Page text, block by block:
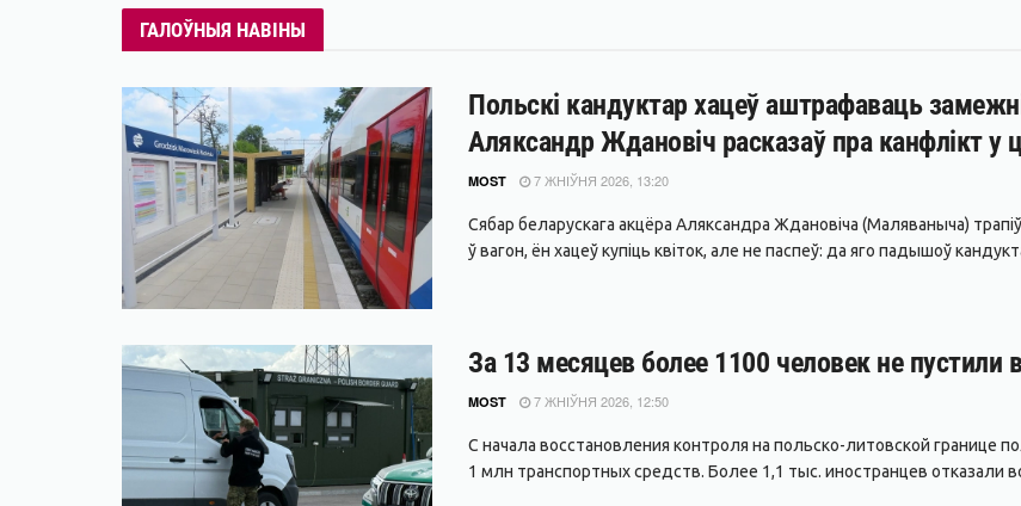
ГАЛОЎНЫЯ НАВІНЫ
Польскі кандуктар хацеў аштрафаваць
Аляксандр Ждановіч расказаў пра канфлікт у
MOST 7 ЖНІЎНЯ 2026, 13:20
Сябар беларускага акцёра Аляксандра Ждановіча (Маляваныча)
ў вагон, ён хацеў купіць квіток, але не паспеў: да яго падышоў
За 13 месяцев более 1100 человек не пустили
MOST 7 ЖНІЎНЯ 2026, 12:50
С начала восстановления контроля на польско-литовской границе
1 млн транспортных средств. Более 1,1 тыс. иностранцев отказали